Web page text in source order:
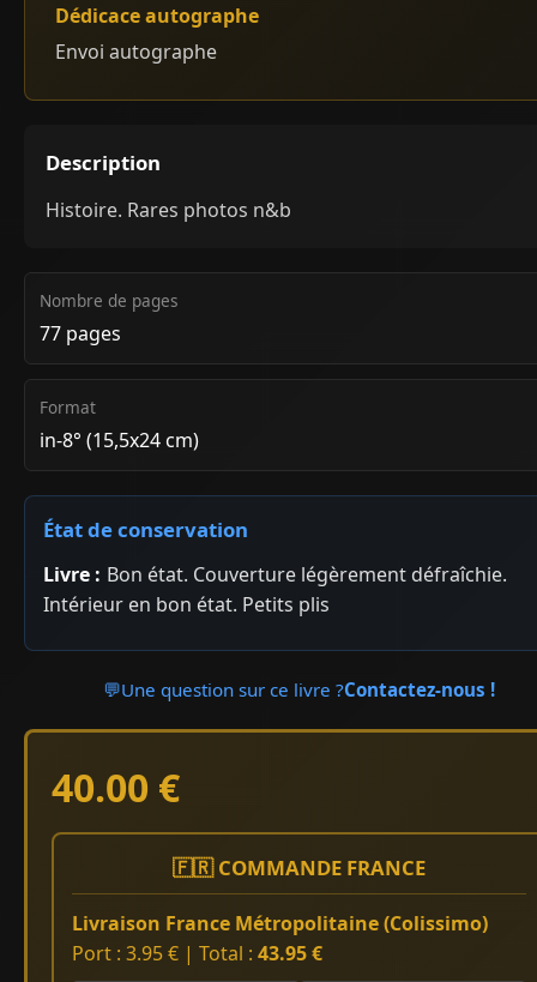
Dédicace autographe
Envoi autographe
Description
Histoire. Rares photos n&b
Nombre de pages
77 pages
Format
in-8° (15,5x24 cm)
État de conservation
Livre : Bon état. Couverture légèrement défraîchie.
Intérieur en bon état. Petits plis
💬Une question sur ce livre ?Contactez-nous !
40.00 €
🇫🇷 COMMANDE FRANCE
Livraison France Métropolitaine (Colissimo)
Port : 3.95 € | Total : 43.95 €